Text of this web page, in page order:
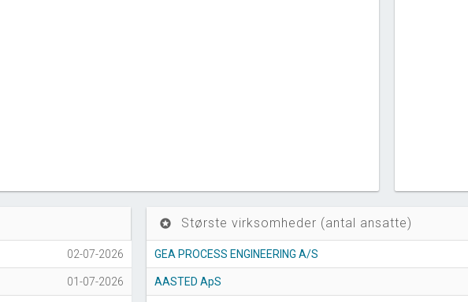
02-07-2026
01-07-2026
stars Største virksomheder (antal ansatte)
GEA PROCESS ENGINEERING A/S
AASTED ApS